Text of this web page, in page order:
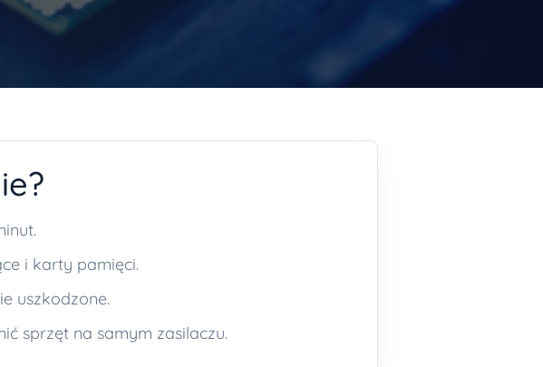
i karty pamięci.
uszkodzone.
sprzęt na samym zasilaczu.